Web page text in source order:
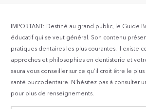
IMPORTANT: Destiné au grand public, le Guide
éducatif qui se veut général. Son contenu
pratiques dentaires les plus courantes. Il existe
approches et philosophies en dentisterie et
saura vous conseiller sur ce qu’il croit être le
santé buccodentaire. N’hésitez pas à consulter
pour plus de renseignements.